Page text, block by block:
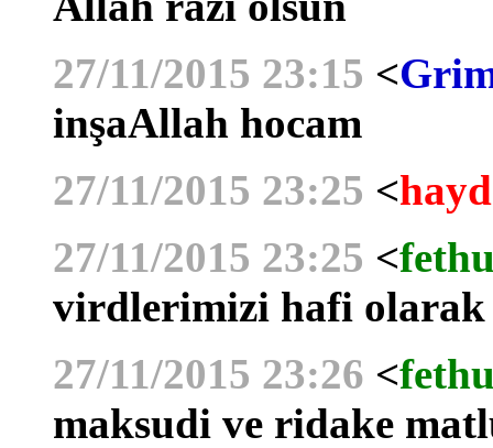
27/11/2015 23:15 <
inşaAllah hocam
27/11/2015 23:25 <
27/11/2015 23:25 <
virdlerimizi hafi olarak
27/11/2015 23:26 <
maksudi ve ridake